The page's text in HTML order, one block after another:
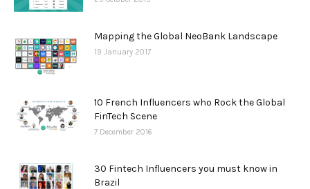
Mapping the Global NeoBank Landscape
19 January 2017
10 French Influencers who Rock the Global
FinTech Scene
7 December 2016
30 Fintech Influencers you must know in
Brazil